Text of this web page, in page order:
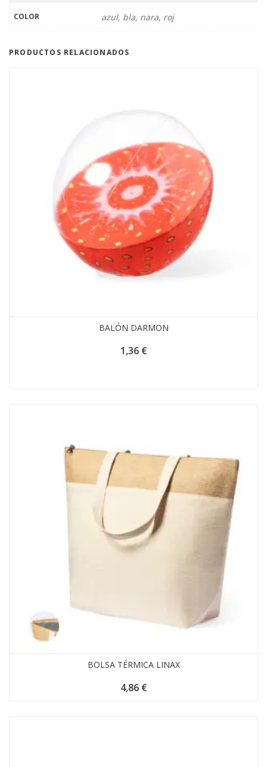
COLOR azul, bla, nara, roj
PRODUCTOS RELACIONADOS
BALÓN DARMON
1,36 €
BOLSA TÉRMICA LINAX
4,86 €